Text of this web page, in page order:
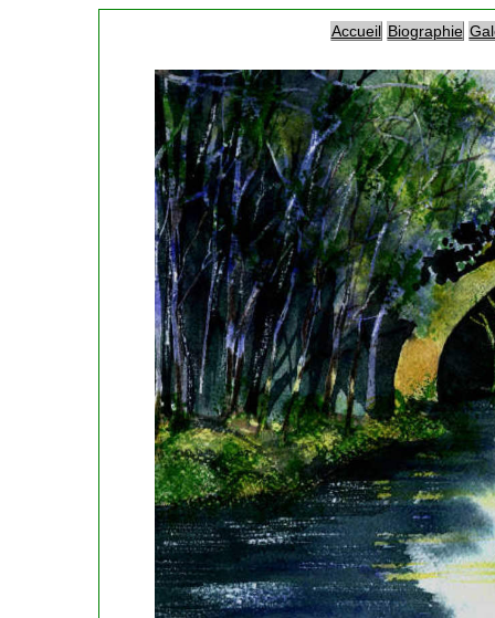
Accueil Biographie